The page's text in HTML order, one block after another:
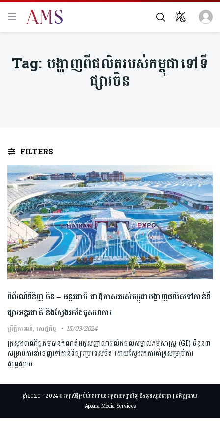
Tag: បង្ហាញពីផលិតរបស់កម្ពុជាទៅទី
ផ្សារចិន
FILTERS
ពិព័រណ៍​ទំនិញ ​ចិន – ​អន្តរជាតិ ​ជាឱកាស​របស់កម្ពុជាបង្ហាញ​ផលិត​ទៅកាន់​ទី
ផ្សារ​អន្តរជាតិ និងស្វែងរកដៃគូសហការ
ព្រឹត្តិការណ៍,សេដ្ឋកិច្ច 15/03/2024
ក្រសួង​ពាណិជ្ជកម្ម​បាន​កំណត់​អត្តសញ្ញាណ​ផលិតផល​សម្គាល់​ភូមិសាស្ត្រ​ (​G​I​) ​ចំនួន​៣​​
សម្រាប់​ការនាំចេញ​ទៅកាន់​ទី​ផ្សារ​ប្រទេស​ចិន​ ​ដោយ​ស្វែងរក​ការ​គាំទ្រ​សម្រាប់​ការ​
ផ្សព្វផ្សាយ​
ឆ្នាំ2020 - 2024 © រក្សាសិទ្ធិគ្រប់យ៉ាងដោយ៖ អគ្គនាយកដ្ឋានវិទ្យុ និងទូរទស្សន៍អប្សរា | អភិវឌ្ឍដោយ
Apsara Media Services